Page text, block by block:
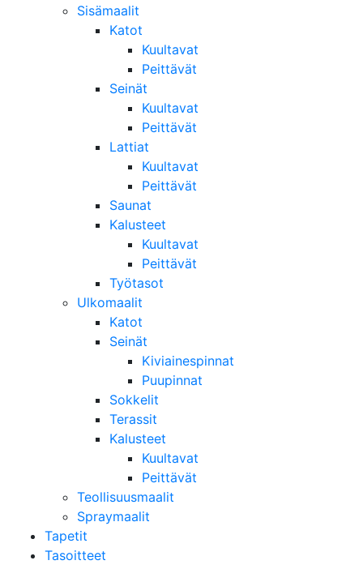
Sisämaalit
Katot
Kuultavat
Peittävät
Seinät
Kuultavat
Peittävät
Lattiat
Kuultavat
Peittävät
Saunat
Kalusteet
Kuultavat
Peittävät
Työtasot
Ulkomaalit
Katot
Seinät
Kiviainespinnat
Puupinnat
Sokkelit
Terassit
Kalusteet
Kuultavat
Peittävät
Teollisuusmaalit
Spraymaalit
Tapetit
Tasoitteet